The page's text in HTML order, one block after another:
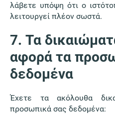
λάβετε υπόψη ότι ο
λειτουργεί πλέον σωστά.
7. Τα
αφορά τα
δεδομένα
Έχετε τα ακόλουθα
προσωπικά σας δεδομένα: